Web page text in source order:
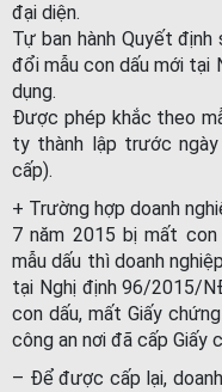
đại diện.
Tự ban hành Quyết
đổi mẫu con dấu mới tại
dụng.
Được phép khắc theo
ty thành lập trước
cấp).
+ Trường hợp doanh
7 năm 2015 bị mất con
mẫu dấu thì doanh
tại Nghị định 96/2015/
con dấu, mất Giấy
công an nơi đã cấp Giấy
– Để được cấp lại,